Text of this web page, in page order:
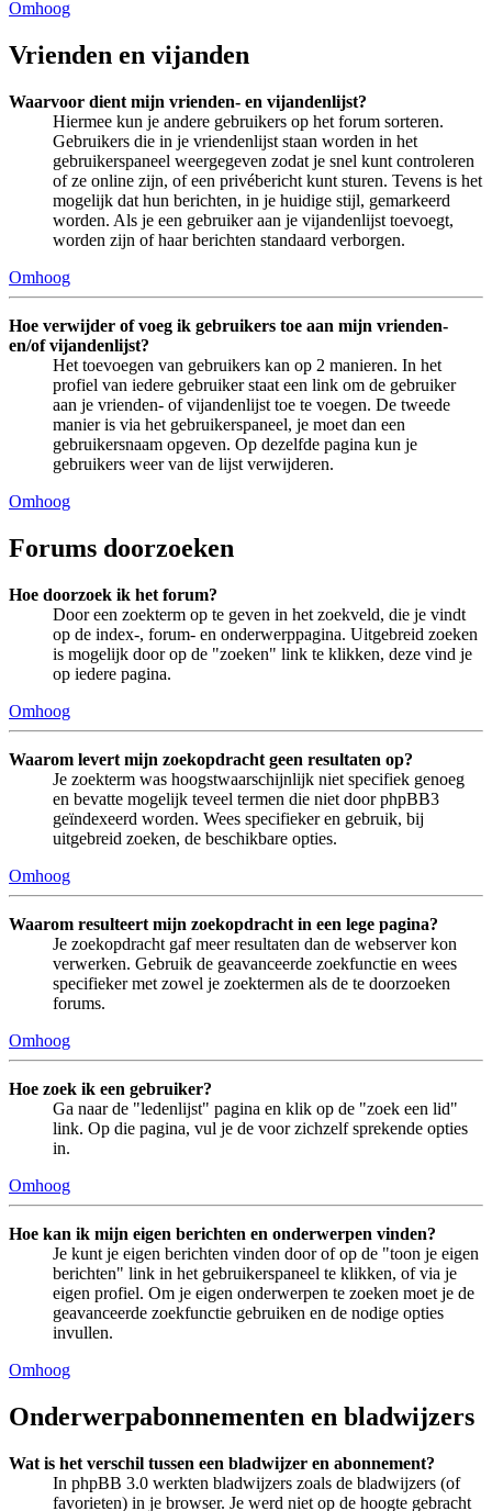
Omhoog
Vrienden en vijanden
Waarvoor dient mijn vrienden- en vijandenlijst?
Hiermee kun je andere gebruikers op het forum sorteren.
Gebruikers die in je vriendenlijst staan worden in het
gebruikerspaneel weergegeven zodat je snel kunt controleren
of ze online zijn, of een privébericht kunt sturen. Tevens is het
mogelijk dat hun berichten, in je huidige stijl, gemarkeerd
worden. Als je een gebruiker aan je vijandenlijst toevoegt,
worden zijn of haar berichten standaard verborgen.
Omhoog
Hoe verwijder of voeg ik gebruikers toe aan mijn vrienden-
en/of vijandenlijst?
Het toevoegen van gebruikers kan op 2 manieren. In het
profiel van iedere gebruiker staat een link om de gebruiker
aan je vrienden- of vijandenlijst toe te voegen. De tweede
manier is via het gebruikerspaneel, je moet dan een
gebruikersnaam opgeven. Op dezelfde pagina kun je
gebruikers weer van de lijst verwijderen.
Omhoog
Forums doorzoeken
Hoe doorzoek ik het forum?
Door een zoekterm op te geven in het zoekveld, die je vindt
op de index-, forum- en onderwerppagina. Uitgebreid zoeken
is mogelijk door op de "zoeken" link te klikken, deze vind je
op iedere pagina.
Omhoog
Waarom levert mijn zoekopdracht geen resultaten op?
Je zoekterm was hoogstwaarschijnlijk niet specifiek genoeg
en bevatte mogelijk teveel termen die niet door phpBB3
geïndexeerd worden. Wees specifieker en gebruik, bij
uitgebreid zoeken, de beschikbare opties.
Omhoog
Waarom resulteert mijn zoekopdracht in een lege pagina?
Je zoekopdracht gaf meer resultaten dan de webserver kon
verwerken. Gebruik de geavanceerde zoekfunctie en wees
specifieker met zowel je zoektermen als de te doorzoeken
forums.
Omhoog
Hoe zoek ik een gebruiker?
Ga naar de "ledenlijst" pagina en klik op de "zoek een lid"
link. Op die pagina, vul je de voor zichzelf sprekende opties
in.
Omhoog
Hoe kan ik mijn eigen berichten en onderwerpen vinden?
Je kunt je eigen berichten vinden door of op de "toon je eigen
berichten" link in het gebruikerspaneel te klikken, of via je
eigen profiel. Om je eigen onderwerpen te zoeken moet je de
geavanceerde zoekfunctie gebruiken en de nodige opties
invullen.
Omhoog
Onderwerpabonnementen en bladwijzers
Wat is het verschil tussen een bladwijzer en abonnement?
In phpBB 3.0 werkten bladwijzers zoals de bladwijzers (of
favorieten) in je browser. Je werd niet op de hoogte gebracht